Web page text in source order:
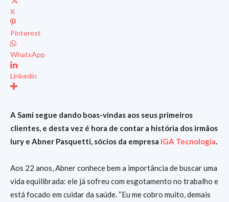
X
Pinterest
WhatsApp
Linkedin
A Sami segue dando boas-vindas aos seus primeiros
clientes, e desta vez é hora de contar a história dos irmãos
Iury e Abner Pasquetti, sócios da empresa IGA Tecnologia.
Aos 22 anos, Abner conhece bem a importância de buscar uma
vida equilibrada: ele já sofreu com esgotamento no trabalho e
está focado em cuidar da saúde. “Eu me cobro muito, demais